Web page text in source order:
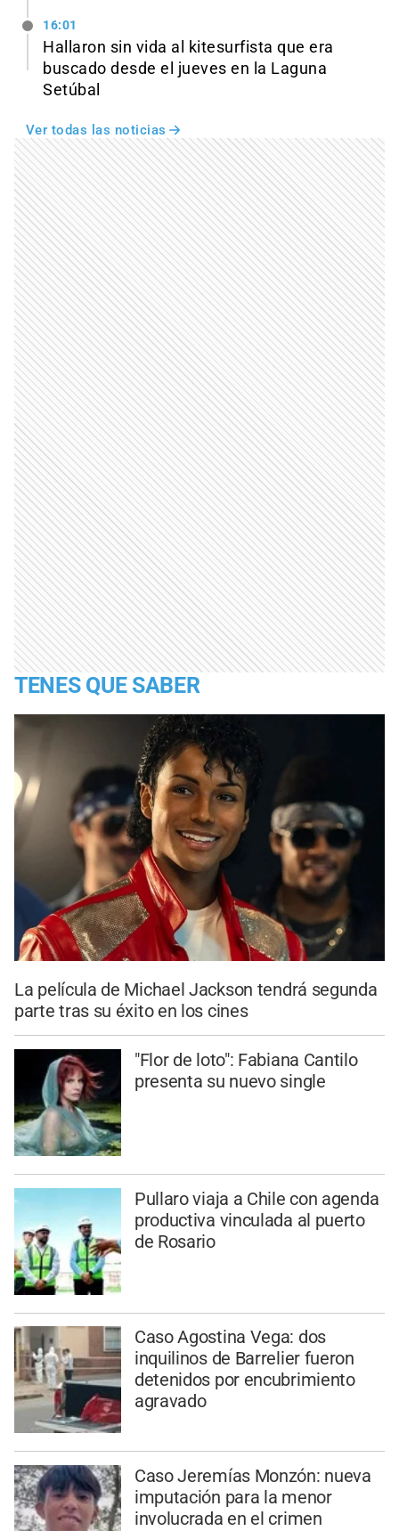
16:01
Hallaron sin vida al kitesurfista que era
buscado desde el jueves en la Laguna
Setúbal
Ver todas las noticias
TENES QUE SABER
La película de Michael Jackson tendrá segunda
parte tras su éxito en los cines
"Flor de loto": Fabiana Cantilo
presenta su nuevo single
Pullaro viaja a Chile con agenda
productiva vinculada al puerto
de Rosario
Caso Agostina Vega: dos
inquilinos de Barrelier fueron
detenidos por encubrimiento
agravado
Caso Jeremías Monzón: nueva
imputación para la menor
involucrada en el crimen